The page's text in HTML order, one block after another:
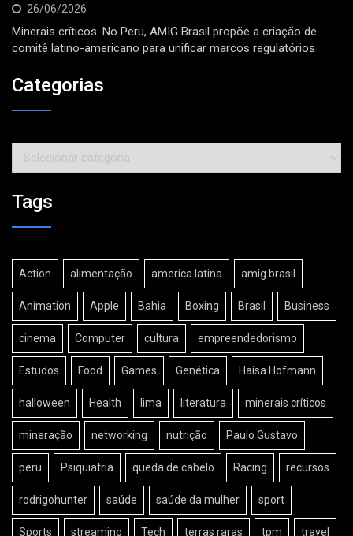
26/06/2026
Minerais críticos: No Peru, AMIG Brasil propõe a criação de
comitê latino-americano para unificar marcos regulatórios
Categorias
Categorias
Tags
Action alimentação america latina amig brasil
Animation Apple Bahia Boxing Brasil Business
cinema Computer cultura empreendedorismo
Estudos Food Games Genética Haisa Hofmann
halloween Health lima literatura minerais críticos
mineração networking nutrição Paulo Gustavo
peru Psiquiatria queda de cabelo Racing recursos
rodrigohunter saúde saúde da mulher sport
Sports streaming Tech terras raras tpm travel